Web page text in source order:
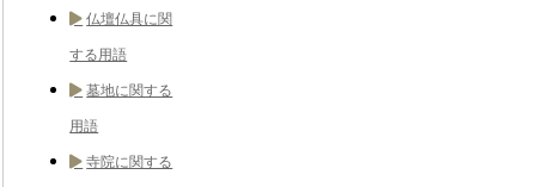
仏壇仏具に関
する用語
墓地に関する
用語
寺院に関する